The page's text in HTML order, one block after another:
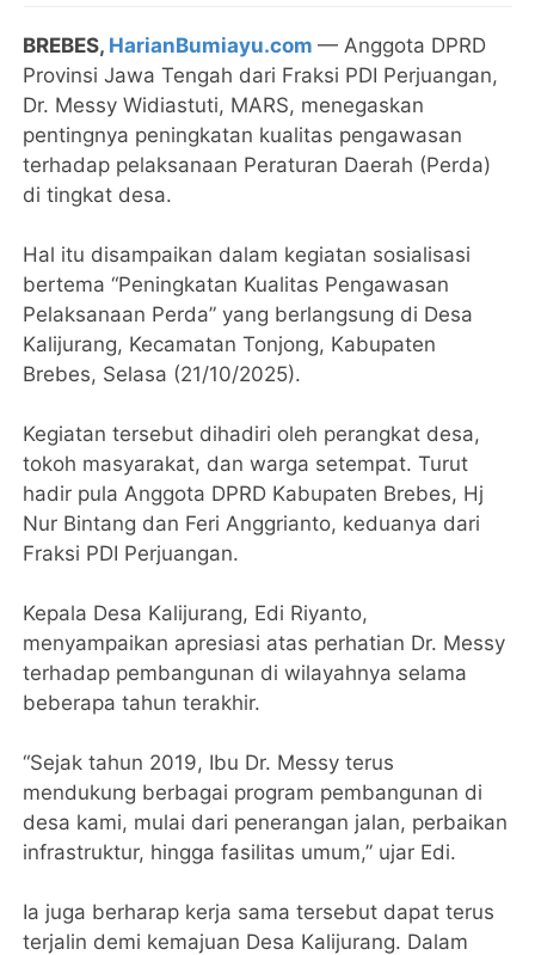
BREBES, HarianBumiayu.com— Anggota DPRD
Provinsi Jawa Tengah dari Fraksi PDI Perjuangan,
Dr. Messy Widiastuti, MARS, menegaskan
pentingnya peningkatan kualitas pengawasan
terhadap pelaksanaan Peraturan Daerah (Perda)
di tingkat desa.
Hal itu disampaikan dalam kegiatan sosialisasi
bertema “Peningkatan Kualitas Pengawasan
Pelaksanaan Perda” yang berlangsung di Desa
Kalijurang, Kecamatan Tonjong, Kabupaten
Brebes, Selasa (21/10/2025).
Kegiatan tersebut dihadiri oleh perangkat desa,
tokoh masyarakat, dan warga setempat. Turut
hadir pula Anggota DPRD Kabupaten Brebes, Hj
Nur Bintang dan Feri Anggrianto, keduanya dari
Fraksi PDI Perjuangan.
Kepala Desa Kalijurang, Edi Riyanto,
menyampaikan apresiasi atas perhatian Dr. Messy
terhadap pembangunan di wilayahnya selama
beberapa tahun terakhir.
“Sejak tahun 2019, Ibu Dr. Messy terus
mendukung berbagai program pembangunan di
desa kami, mulai dari penerangan jalan, perbaikan
infrastruktur, hingga fasilitas umum,” ujar Edi.
Ia juga berharap kerja sama tersebut dapat terus
terjalin demi kemajuan Desa Kalijurang. Dalam